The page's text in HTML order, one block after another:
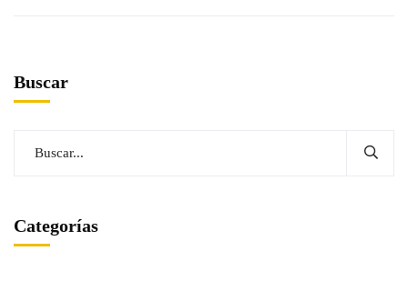
Buscar
Categorías